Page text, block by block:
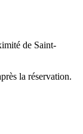
la réservation.